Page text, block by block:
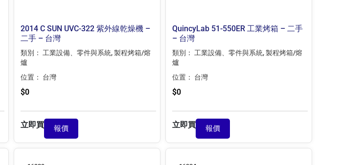
2014 C SUN UVC-322 紫外線乾燥機 –
二手 – 台灣
類別： 工業設備、零件與系統,製程烤箱/熔
爐
位置： 台灣
$0
立即買 報價
QuincyLab 51-550ER 工業烤箱 – 二手
– 台灣
類別： 工業設備、零件與系統,製程烤箱/熔
爐
位置： 台灣
$0
立即買 報價